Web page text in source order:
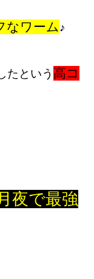
なワーム ♪
たという 高コ
夜で最強